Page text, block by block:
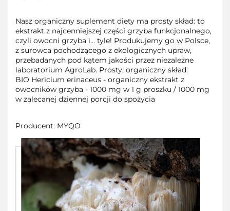
Nasz organiczny suplement diety ma prosty skład: to
ekstrakt z najcenniejszej części grzyba funkcjonalnego,
czyli owocni grzyba i… tyle! Produkujemy go w Polsce,
z surowca pochodzącego z ekologicznych upraw,
przebadanych pod kątem jakości przez niezależne
laboratorium AgroLab. Prosty, organiczny skład:
BIO Hericium erinaceus - organiczny ekstrakt z
owocników grzyba - 1000 mg w 1 g proszku / 1000 mg
w zalecanej dziennej porcji do spożycia
Producent: MYQO